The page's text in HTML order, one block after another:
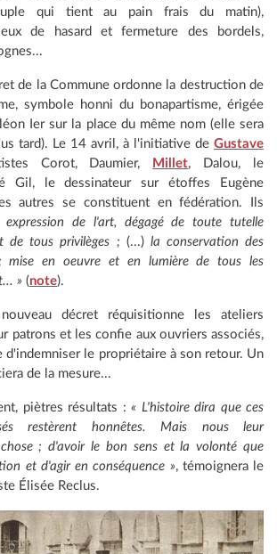
qui tient au pain frais du matin),
de hasard et fermeture des bordels,
de la Commune ordonne la destruction de
symbole honni du bonapartisme, érigée
Ier sur la place du même nom (elle sera
tard). Le 14 avril, à l'initiative de Gustave
Corot, Daumier, Millet, Dalou, le
Gil, le dessinateur sur étoffes Eugène
autres se constituent en fédération. Ils
de l'art, dégagé de toute tutelle
de tous privilèges ; (...)la conservation des
mise en oeuvre et en lumière de tous les
» (note).
décret réquisitionne les ateliers
patrons et les confie aux ouvriers associés,
d'indemniser le propriétaire à son retour. Un
de la mesure...
piètres résultats :« L'histoire dira que ces
restèrent honnêtes. Mais nous leur
; d'avoir le bon sens et la volonté que
et d'agir en conséquence », témoignera le
Élisée Reclus.